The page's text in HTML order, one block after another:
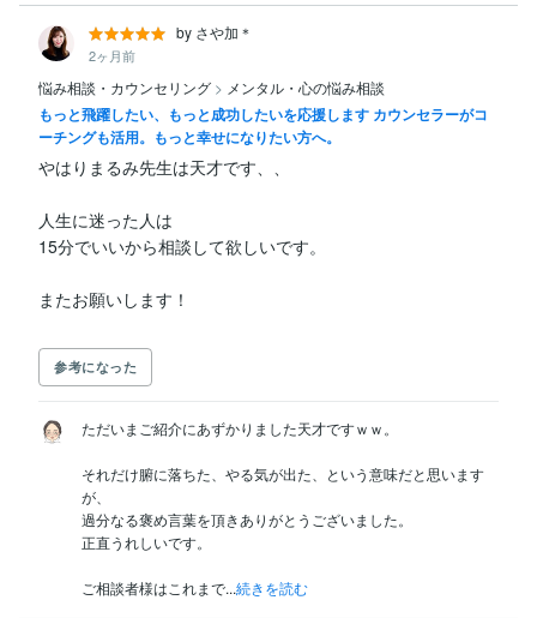
by さや加＊
2ヶ月前
悩み相談・カウンセリング > メンタル・心の悩み相談
もっと飛躍したい、もっと成功したいを応援します カウンセラーがコ
ーチングも活用。もっと幸せになりたい方へ。
やはりまるみ先生は天才です、、
人生に迷った人は
15分でいいから相談して欲しいです。
参考になった
ただいまご紹介にあずかりました天才ですｗｗ。
それだけ腑に落ちた、やる気が出た、という意味だと思います
が、
過分なる褒め言葉を頂きありがとうございました。
正直うれしいです。
ご相談者様はこれまで...続きを読む